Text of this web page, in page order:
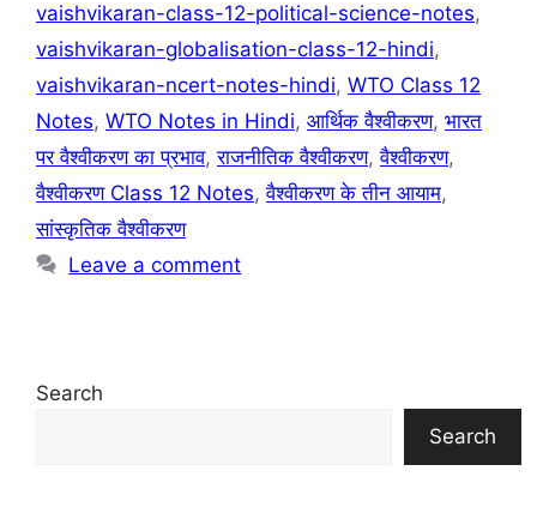
vaishvikaran-class-12-political-science-notes,
vaishvikaran-globalisation-class-12-hindi,
vaishvikaran-ncert-notes-hindi, WTO Class 12
Notes, WTO Notes in Hindi, आर्थिक वैश्वीकरण, भारत
पर वैश्वीकरण का प्रभाव,राजनीतिक वैश्वीकरण,वैश्वीकरण,
वैश्वीकरण Class 12 Notes,वैश्वीकरण के तीन आयाम,
सांस्कृतिक वैश्वीकरण
Leave a comment
Search
Search